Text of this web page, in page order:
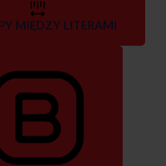
MIĘDZY LITERAMI